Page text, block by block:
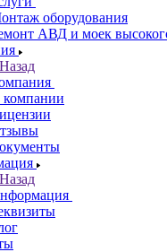
оборудования
АВД и моек
Назад
Назад